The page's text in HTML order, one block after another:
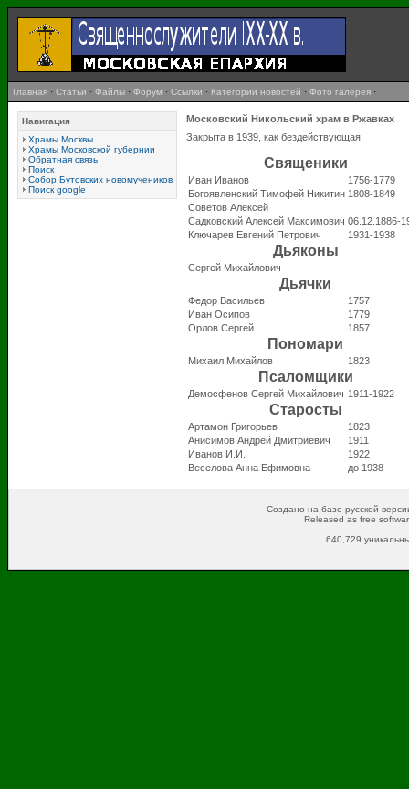
Главная · Статьи · Файлы · Форум · Ссылки · Категории новостей · Фото галерея ·
Навигация
Храмы Москвы
Храмы Московской губернии
Обратная связь
Поиск
Собор Бутовских новомучеников
Поиск google
Московский Никольский храм в Ржавках
Закрыта в 1939, как бездействующая.
Священики
Иван Иванов
1756-1779
Богоявленский Тимофей Никитин 1808-1849
Советов Алексей
Садковский Алексей Максимович 06.12.1886-
Ключарев Евгений Петрович
1931-1938
Дьяконы
Сергей Михайлович
Дьячки
Федор Васильев
1757
Иван Осипов
1779
Орлов Сергей
1857
Пономари
Михаил Михайлов 1823
Псаломщики
Демосфенов Сергей Михайлович 1911-1922
Старосты
Артамон Григорьев
1823
Анисимов Андрей Дмитриевич
1911
Иванов И.И.
1922
Веселова Анна Ефимовна
до 1938
Создано на базе русской
Released as free
640,729